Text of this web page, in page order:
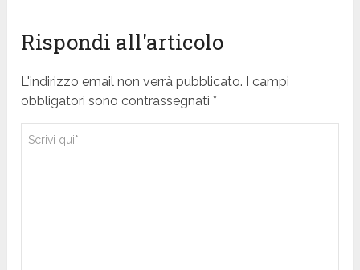
Rispondi all'articolo
L'indirizzo email non verrà pubblicato. I campi
obbligatori sono contrassegnati *